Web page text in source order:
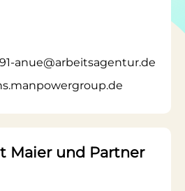
anue@arbeitsagentur.de
Maier und Partner